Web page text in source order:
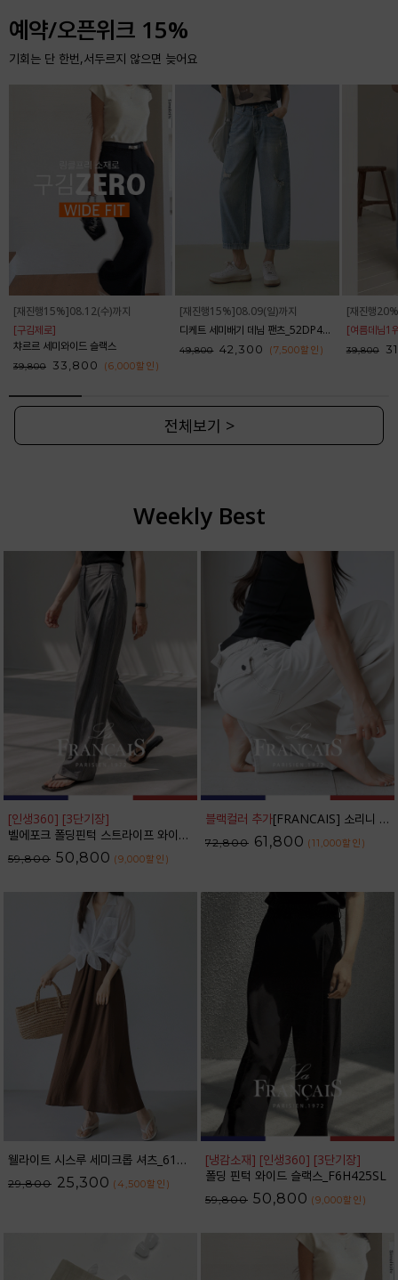
예약/오픈위크 15%
기회는 단 한번,서두르지 않으면 늦어요
[재진행15%]08.12(수)까지
[구김제로]
챠르르 세미와이드 슬랙스
39,800 33,800 (6,000할인 )
[재진행15%]08.09(일)까지
디케트 세미배기 데님 팬츠_52DP438
49,800 42,300 (7,500할인 )
[재진행
[여름데님1
39,800
전체보기 >
Weekly Best
[인생360] [3단기장]
벨에포크 폴딩핀턱 스트라이프 와이드 슬랙스_F6S238SL
59,800 50,800 (9,000할인 )
블랙컬러 추가[FRANCAIS] 소리니 스티치 커브드 데님 팬츠_62DP2585
72,800 61,800 (11,000할인 )
웰라이트 시스루 세미크롭 셔츠_61SH2490
29,800 25,300 (4,500할인 )
[냉감소재] [인생360] [3단기장]
폴딩 핀턱 와이드 슬랙스_F6H425SL
59,800 50,800 (9,000할인 )